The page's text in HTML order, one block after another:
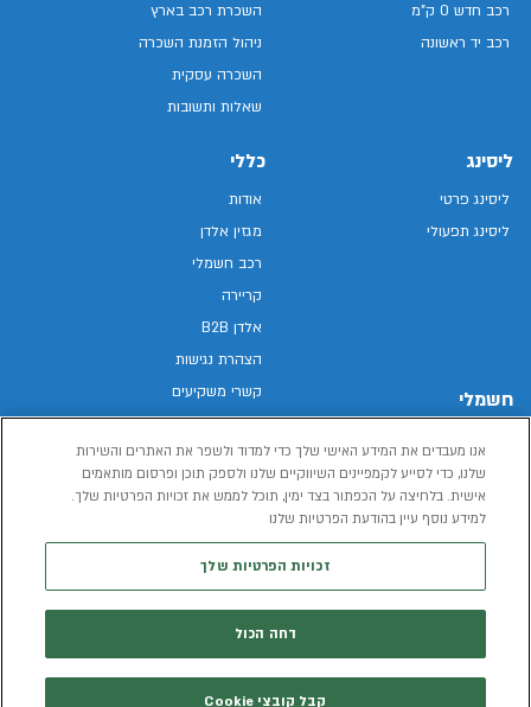
רכב חדש 0 ק"מ
רכב יד ראשונה
השכרת רכב בארץ
ניהול הזמנת השכרה
השכרה עסקית
שאלות ותשובות
ליסינג
ליסינג פרטי
ליסינג תפעולי
חשמלי
רכב חשמלי
הכל על רכב חשמלי
כללי
אודות
מגזין אלדן
רכב חשמלי
קריירה
אלדן B2B
הצהרת נגישות
קשרי משקיעים
מפת האתר
מדיניות פרטיות
תנאי שימוש
המידע שיימסר על ידך במהלך השימוש באתר יישמר וישמש את אלדן, או צד שלישי,
אנו מעבדים את המידע האישי שלך כדי למדוד ולשפר את האתרים והשירות
שלנו, כדי לסייע לקמפיינים השיווקיים שלנו ולספק תוכן ופרסום מותאמים
אישית. בלחיצה על הכפתור בצד ימין, תוכל לממש את זכויות הפרטיות שלך.
למידע נוסף עיין בהודעת הפרטיות שלנו
זכויות הפרטיות שלך
דחה הכול
קבל קובצי Cookie